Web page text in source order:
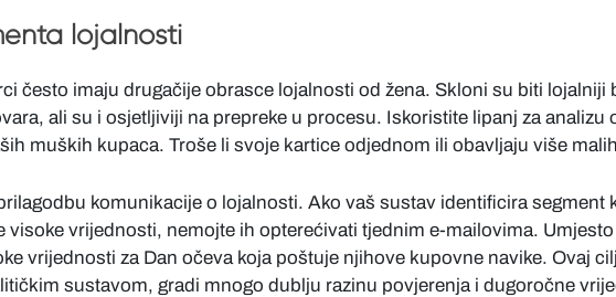
lojalnosti
često imaju drugačije obrasce lojalnosti od žena. Skloni su biti lojalniji
ali su i osjetljiviji na prepreke u procesu. Iskoristite lipanj za analizu
muških kupaca. Troše li svoje kartice odjednom ili obavljaju više
komunikacije o lojalnosti. Ako vaš sustav identificira segment
visoke vrijednosti, nemojte ih opterećivati tjednim e-mailovima.
vrijednosti za Dan očeva koja poštuje njihove kupovne navike. Ovaj
sustavom, gradi mnogo dublju razinu povjerenja i dugoročne